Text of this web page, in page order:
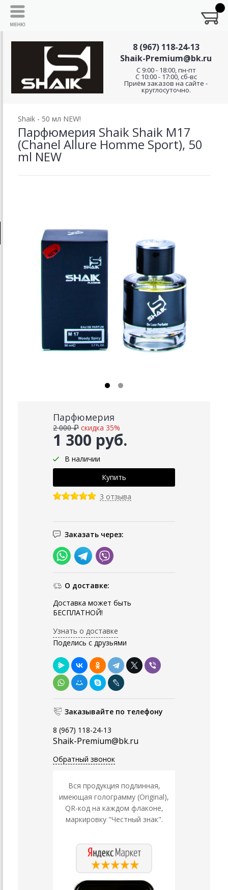
8 (967) 118-24-13
Shaik-Premium@bk.ru
C 9:00 - 18:00, пн-пт
С 10:00 - 17:00, сб-вс
Приём заказов на сайте -
круглосуточно.
Shaik - 50 мл NEW!
Парфюмерия Shaik Shaik M17
(Chanel Allure Homme Sport), 50
ml NEW
Парфюмерия
1 300 руб.
2 000 ₽ скидка 35%
В наличии
3 отзыва
Заказать через:
О доставке:
Доставка может быть
БЕСПЛАТНОЙ!
Узнать о доставке
Поделись с друзьями
Заказывайте по телефону
8 (967) 118-24-13
Shaik-Premium@bk.ru
Обратный звонок
Вся продукция подлинная,
имеющая голограмму (Original),
QR-код на каждом флаконе,
маркировку "Честный знак".